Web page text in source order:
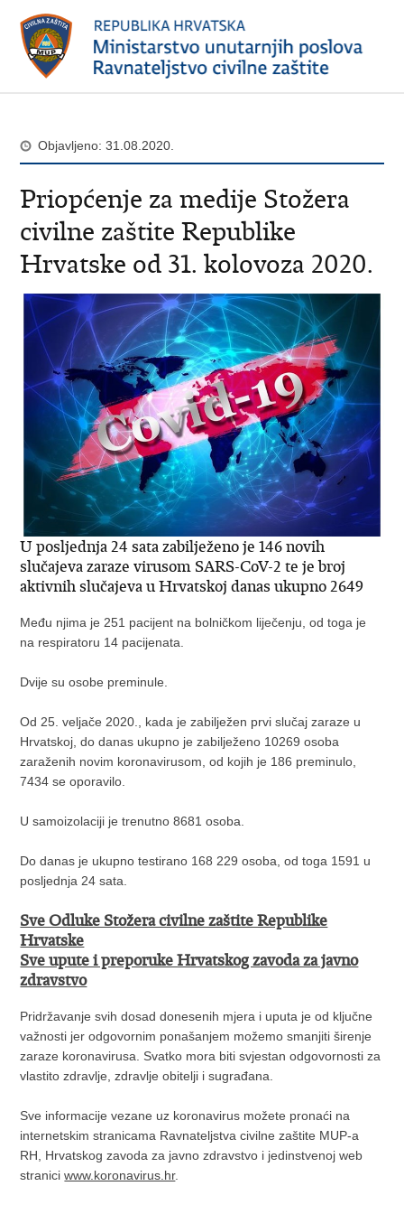
Objavljeno: 31.08.2020.
Priopćenje za medije Stožera
civilne zaštite Republike
Hrvatske od 31. kolovoza 2020.
U posljednja 24 sata zabilježeno je 146 novih
slučajeva zaraze virusom SARS-CoV-2 te je broj
aktivnih slučajeva u Hrvatskoj danas ukupno 2649
Među njima je 251 pacijent na bolničkom liječenju, od toga je
na respiratoru 14 pacijenata.
Dvije su osobe preminule.
Od 25. veljače 2020., kada je zabilježen prvi slučaj zaraze u
Hrvatskoj, do danas ukupno je zabilježeno 10269 osoba
zaraženih novim koronavirusom, od kojih je 186 preminulo,
7434 se oporavilo.
U samoizolaciji je trenutno 8681 osoba.
Do danas je ukupno testirano 168 229 osoba, od toga 1591 u
posljednja 24 sata.
Sve Odluke Stožera civilne zaštite Republike
Hrvatske
Sve upute i preporuke Hrvatskog zavoda za javno
zdravstvo
Pridržavanje svih dosad donesenih mjera i uputa je od ključne
važnosti jer odgovornim ponašanjem možemo smanjiti širenje
zaraze koronavirusa. Svatko mora biti svjestan odgovornosti za
vlastito zdravlje, zdravlje obitelji i sugrađana.
Sve informacije vezane uz koronavirus možete pronaći na
internetskim stranicama Ravnateljstva civilne zaštite MUP-a
RH, Hrvatskog zavoda za javno zdravstvo i jedinstvenoj web
straniciwww.koronavirus.hr.